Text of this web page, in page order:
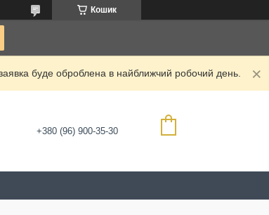
Кошик
буде оброблена в найближчий робочий день.
+380 (96) 900-35-30